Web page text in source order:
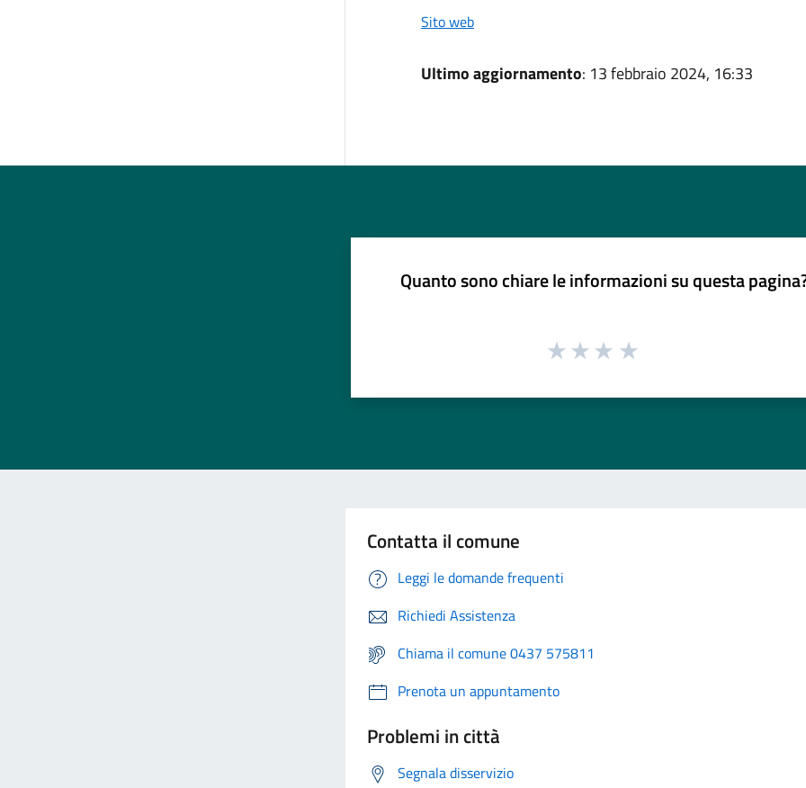
Sito web
Ultimo aggiornamento: 13 febbraio 2024, 16:33
Quanto sono chiare le informazioni su questa
Contatta il comune
Leggi le domande frequenti
Richiedi Assistenza
Chiama il comune 0437 575811
Prenota un appuntamento
Problemi in città
Segnala disservizio